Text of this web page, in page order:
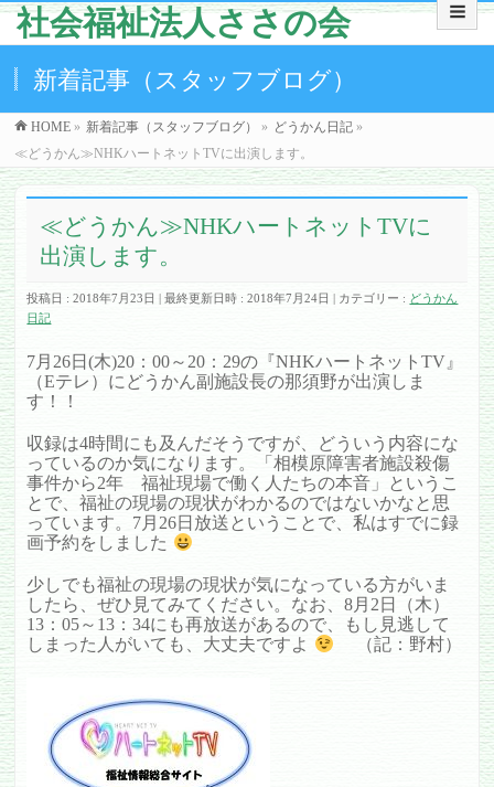
社会福祉法人ささの会
新着記事（スタッフブログ）
HOME » 新着記事（スタッフブログ） » どうかん日記 »
≪どうかん≫NHKハートネットTVに出演します。
≪どうかん≫NHKハートネットTVに
出演します。
投稿日 : 2018年7月23日 最終更新日時 : 2018年7月24日 カテゴリー : どうかん
日記
7月26日(木)20：00～20：29の『NHKハートネットTV』
（Eテレ）にどうかん副施設長の那須野が出演しま
す！！
収録は4時間にも及んだそうですが、どういう内容にな
っているのか気になります。「相模原障害者施設殺傷
事件から2年 福祉現場で働く人たちの本音」というこ
とで、福祉の現場の現状がわかるのではないかなと思
っています。7月26日放送ということで、私はすでに録
画予約をしました
少しでも福祉の現場の現状が気になっている方がいま
したら、ぜひ見てみてください。なお、8月2日（木）
13：05～13：34にも再放送があるので、もし見逃して
しまった人がいても、大丈夫ですよ
（記：野村）